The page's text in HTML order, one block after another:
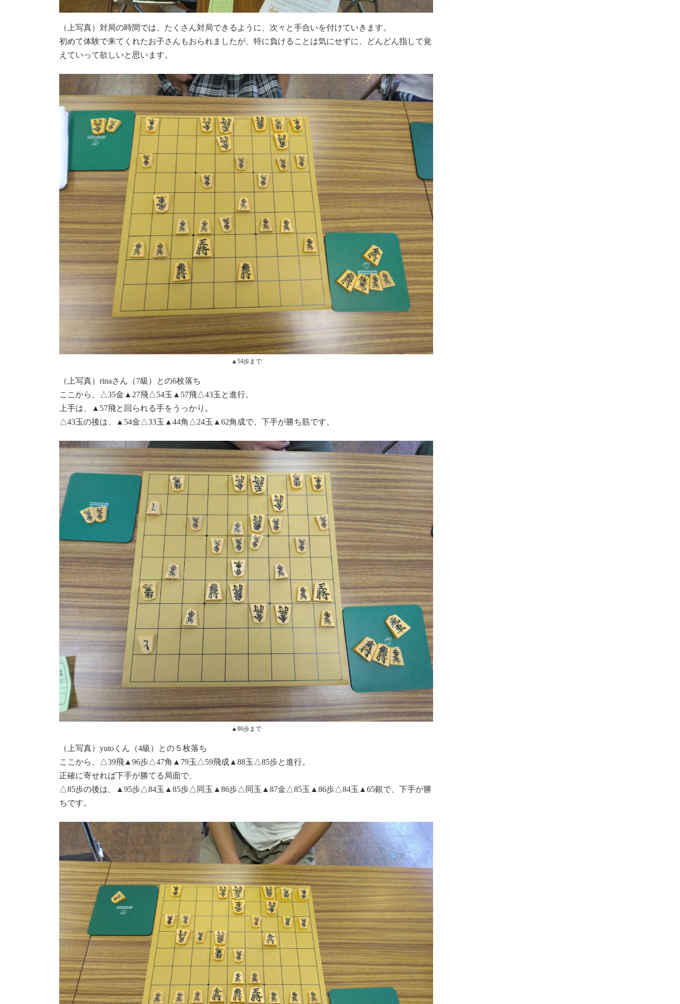
（上写真）対局の時間では、たくさん対局できるように、次々と手合いを付けていきます。
初めて体験で来てくれたお子さんもおられましたが、特に負けることは気にせずに、どんどん指して覚
えていって欲しいと思います。
▲54歩まで
（上写真）rinaさん（7級）との6枚落ち
ここから、△35金▲27飛△54玉▲57飛△43玉と進行。
上手は、▲57飛と回られる手をうっかり。
△43玉の後は、▲54金△33玉▲44角△24玉▲62角成で、下手が勝ち筋です。
▲86歩まで
（上写真）yutoくん（4級）との５枚落ち
ここから、△39飛▲96歩△47角▲79玉△59飛成▲88玉△85歩と進行。
正確に寄せれば下手が勝てる局面で、
△85歩の後は、▲95歩△84玉▲85歩△同玉▲86歩△同玉▲87金△85玉▲86歩△84玉▲65銀で、下手が勝
ちです。